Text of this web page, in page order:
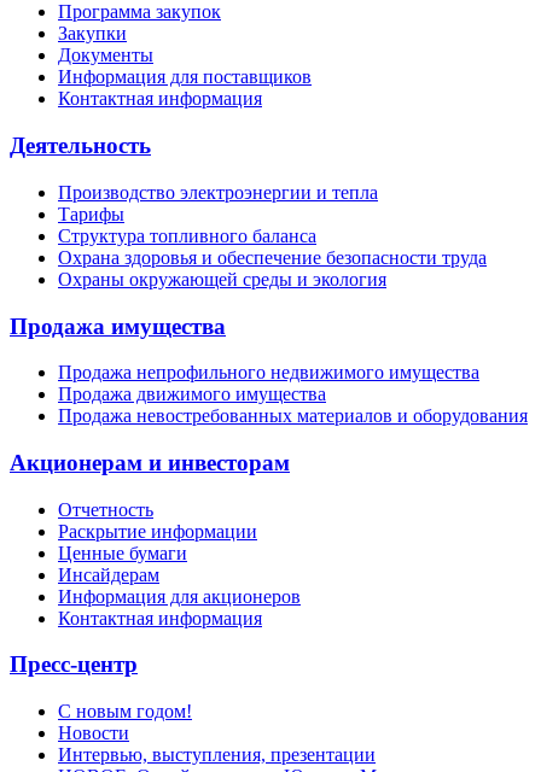
Программа закупок
Закупки
Документы
Информация для поставщиков
Контактная информация
Деятельность
Производство электроэнергии и тепла
Тарифы
Структура топливного баланса
Охрана здоровья и обеспечение безопасности труда
Охраны окружающей среды и экология
Продажа имущества
Продажа непрофильного недвижимого имущества
Продажа движимого имущества
Продажа невостребованных материалов и оборудования
Акционерам и инвесторам
Отчетность
Раскрытие информации
Ценные бумаги
Инсайдерам
Информация для акционеров
Контактная информация
Пресс-центр
С новым годом!
Новости
Интервью, выступления, презентации